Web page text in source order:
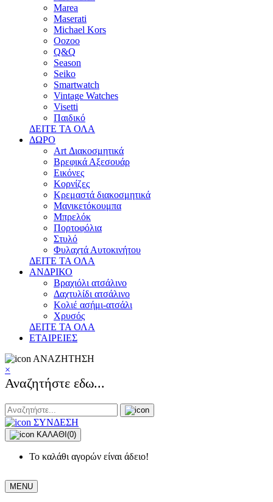
Marea
Maserati
Michael Kors
Oozoo
Q&Q
Season
Seiko
Smartwatch
Vintage Watches
Visetti
Παιδικό
ΔΕΙΤΕ ΤΑ ΟΛΑ
ΔΩΡΟ
Art Διακοσμητικά
Βρεφικά Αξεσουάρ
Εικόνες
Κορνίζες
Κρεμαστά διακοσμητικά
Μανικετόκουμπα
Μπρελόκ
Πορτοφόλια
Στυλό
Φυλαχτά Αυτοκινήτου
ΔΕΙΤΕ ΤΑ ΟΛΑ
ΑΝΔΡΙΚΟ
Βραχιόλι ατσάλινο
Δαχτυλίδι ατσάλινο
Κολιέ ασήμι-ατσάλι
Χρυσός
ΔΕΙΤΕ ΤΑ ΟΛΑ
ΕΤΑΙΡΕΙΕΣ
ΑΝΑΖΗΤΗΣΗ
×
Αναζητήστε εδω...
ΣΥΝΔΕΣΗ
ΚΑΛΑΘΙ (0)
Το καλάθι αγορών είναι άδειο!
MENU